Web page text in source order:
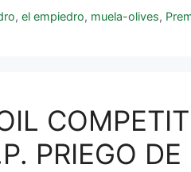
,el empiedro, muela-olives,
PRIEGO